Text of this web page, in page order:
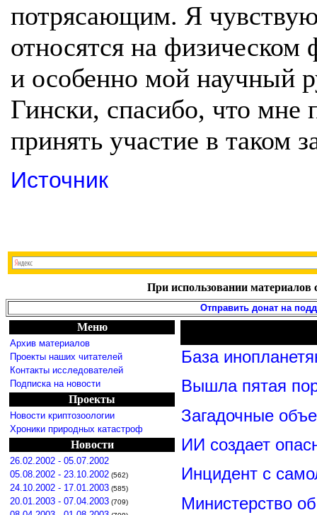
потрясающим. Я
относятся на физическом
и особенно мой научный
Гински, спасибо, что мне
принять участие в таком
Источник
При использовании материалов
Отправить донат на
Меню
Архив материалов
Проекты наших читателей
Контакты исследователей
Подписка на новости
Проекты
Новости криптозоологии
Хроники природных катастроф
Новости
26.02.2002 - 05.07.2002
05.08.2002 - 23.10.2002 (562)
24.10.2002 - 17.01.2003 (585)
20.01.2003 - 07.04.2003 (709)
База
Вышла пятая
Загадочные
ИИ создает
Инцидент с
Министерство